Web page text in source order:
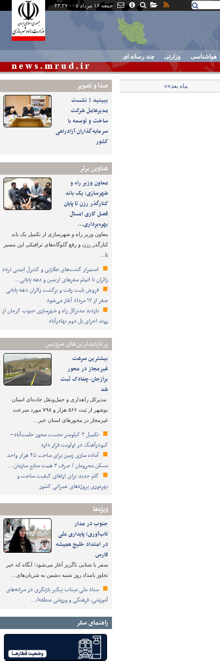
جمعه ۱۶ مرداد ۰۵ - ۲۳:۲۷
هواشناسی وزارتی چند رسانه ای
صدا و تصوير
ببینید | نشست
مدیرعامل شرکت
ساخت و توسعه با
سرمایه‌گذاران آزادراهی
کشور
عناوین برتر
معاون وزیر راه و
شهرسازی: یک باند
کنارگذر رزن تا پایان
فصل کاری امسال
بهره‌برداری…
معاون وزیر راه و شهرسازی از تکمیل یک باند
کنارگذر رزن و رفع گلوگاه‌های ترافیکی این مسیر
تا…
استمرار گشت‌های نظارتی و کنترل ایمنی تردد
زائران تا اتمام سفرهای اربعین و دهه پایانی…
فروش بلیت رفت و برگشت زائران دهه پایانی
صفر از ۱۷ مرداد آغاز می‌شود
بازدید مدیرکل راه و شهرسازی جنوب کرمان از
روند اجرای پل دوم بهادرآباد
پربازدیدترین‌های سرویس
بیشترین سرعت
غیرمجاز در محور
برازجان-چغادک ثبت
شد
مدیرکل راهداری و حمل‌ونقل جاده‌ای استان
بوشهر از ثبت ۵۶۶ هزار و ۷۹۸ مورد سرعت
غیرمجاز در محورهای استان خبر…
تکمیل ۳ کیلومتر نخست محور خلعت‌آباد–
کبودرآهنگ در اولویت قرار دارد
آماده سازی زمین برای ساخت ۴۵ هزار واحد
مسکن محرومان / صرف ۳ همت منابع سازمان…
گام جدید برای ارتقای کیفیت ساخت و
بهره‌وری پروژه‌های عمرانی کشور
ویژه‌ها
جنوب در مدار
تاب‌آوری؛ پایداری ملی
در امتداد خلیج همیشه
فارس
سفر با شتابی ناگزیر آغاز می‌شود؛ آنگاه که خبر
تجاوز بامداد روز شنبه دشمن به شریان‌های…
ستاد ملی میناب پیگیر بازنگری در سرانه‌های
آموزشی، فرهنگی و ورزشی منطقه/…
راهنمای سفر
ماه بعد»»